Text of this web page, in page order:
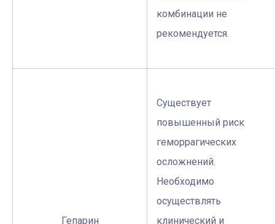
комбинации не
рекомендуется.
Гепарин
Существует
повышенный риск
геморрагических
осложнений.
Необходимо
осуществлять
клинический и